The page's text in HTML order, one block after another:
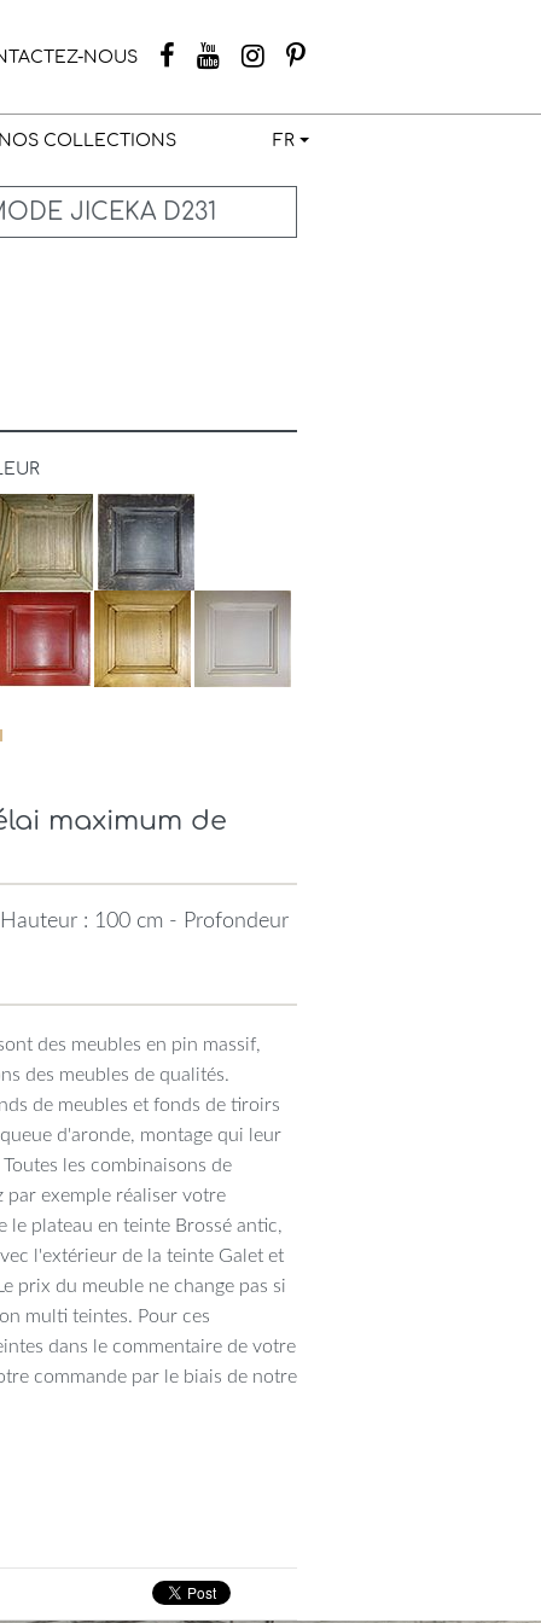
NOUS
NOS COLLECTIONS FR
JICEKA D231
maximum de
: 100 cm - Profondeur
des meubles en pin massif,
des meubles de qualités.
de meubles et fonds de tiroirs
d'aronde, montage qui leur
les combinaisons de
par exemple réaliser votre
le plateau en teinte Brossé antic,
l'extérieur de la teinte Galet et
prix du meuble ne change pas si
multi teintes. Pour ces
dans le commentaire de votre
commande par le biais de notre